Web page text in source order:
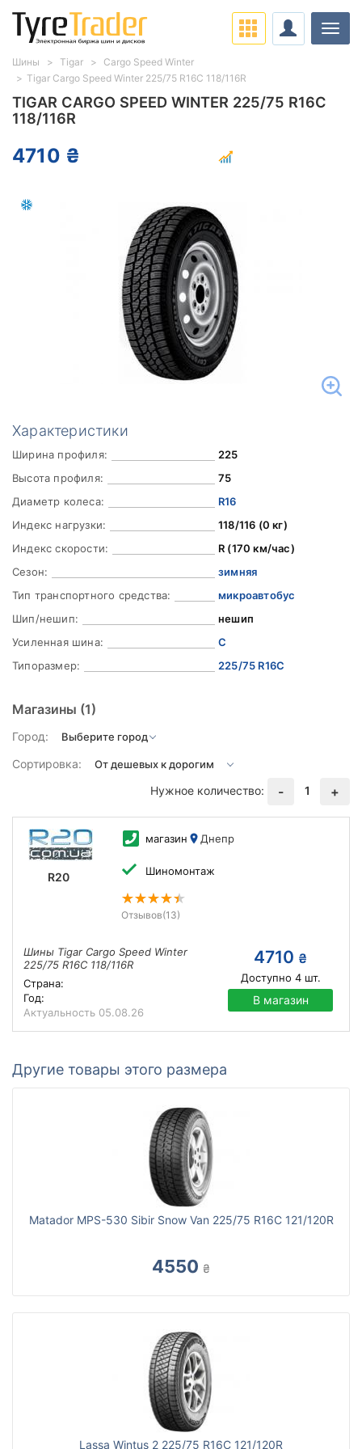
TIGAR CARGO SPEED WINTER 225/75 R16C
118/116R
4710 ₴
Характеристики
Ширина профиля:
225
Высота профиля:
75
Диаметр колеса:
R16
Индекс нагрузки:
118/116 (0 кг)
Индекс скорости:
R (170 км/час)
Сезон:
зимняя
Тип транспортного средства:
микроавтобус
Шип/нешип:
нешип
Усиленная шина:
C
Типоразмер:
225/75 R16C
Магазины (1)
Город:
Сортировка:
Нужное количество:
- 1 +
R20
магазин Днепр
Шиномонтаж
Отзывов(13)
Шины Tigar Cargo Speed Winter
225/75 R16C 118/116R
Страна:
Год:
Актуальность 05.08.26
4710 ₴
Доступно 4шт.
В магазин
Другие товары этого размера
Matador MPS-530 Sibir Snow Van 225/75 R16C 121/120R
4550 ₴
Lassa Wintus 2 225/75 R16C 121/120R
Шины Tigar
Cargo Speed Winter
Tigar Cargo Speed Winter 225/75 R16C 118/116R